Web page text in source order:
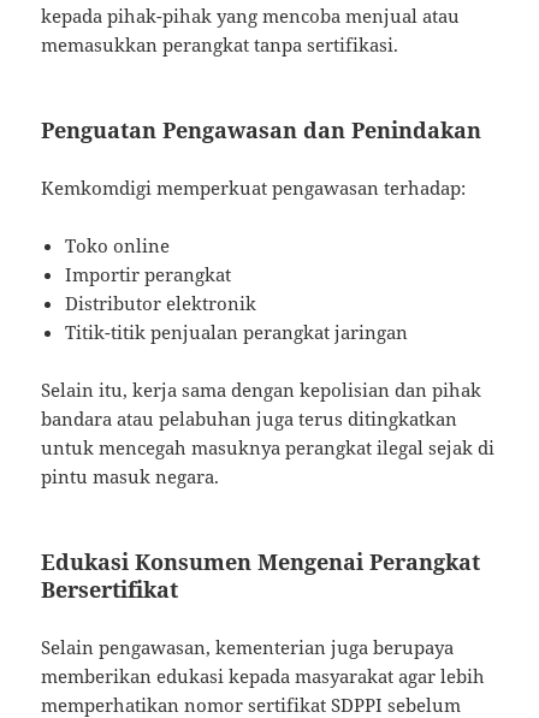
kepada pihak-pihak yang mencoba menjual atau
memasukkan perangkat tanpa sertifikasi.
Penguatan Pengawasan dan Penindakan
Kemkomdigi memperkuat pengawasan terhadap:
Toko online
Importir perangkat
Distributor elektronik
Titik-titik penjualan perangkat jaringan
Selain itu, kerja sama dengan kepolisian dan pihak
bandara atau pelabuhan juga terus ditingkatkan
untuk mencegah masuknya perangkat ilegal sejak di
pintu masuk negara.
Edukasi Konsumen Mengenai Perangkat
Bersertifikat
Selain pengawasan, kementerian juga berupaya
memberikan edukasi kepada masyarakat agar lebih
memperhatikan nomor sertifikat SDPPI sebelum